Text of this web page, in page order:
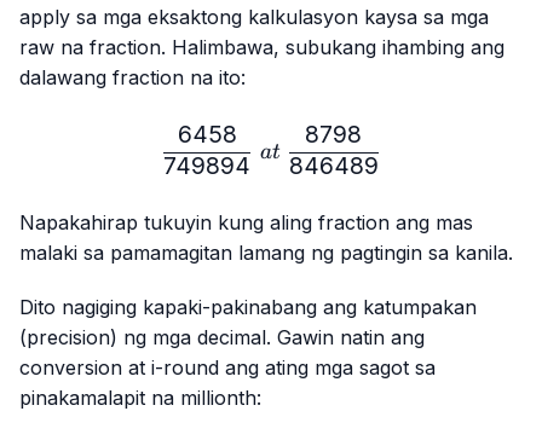
apply sa mga eksaktong kalkulasyon kaysa sa mga
raw na fraction. Halimbawa, subukang ihambing ang
dalawang fraction na ito:
\frac{6458}{749894} \
749894
6458
at 846489
8798
Napakahirap tukuyin kung aling fraction ang mas
malaki sa pamamagitan lamang ng pagtingin sa kanila.
Dito nagiging kapaki-pakinabang ang katumpakan
(precision) ng mga decimal. Gawin natin ang
conversion at i-round ang ating mga sagot sa
pinakamalapit na millionth: